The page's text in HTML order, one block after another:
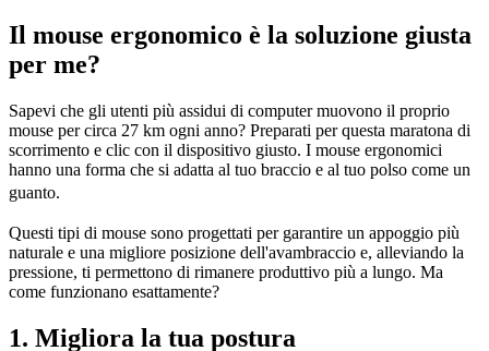
Il mouse ergonomico è la soluzione giusta
per me?
Sapevi che gli utenti più assidui di computer muovono il proprio
mouse per circa 27 km ogni anno? Preparati per questa maratona di
scorrimento e clic con il dispositivo giusto. I mouse ergonomici
hanno una forma che si adatta al tuo braccio e al tuo polso come un
guanto.
Questi tipi di mouse sono progettati per garantire un appoggio più
naturale e una migliore posizione dell'avambraccio e, alleviando la
pressione, ti permettono di rimanere produttivo più a lungo. Ma
come funzionano esattamente?
1. Migliora la tua postura